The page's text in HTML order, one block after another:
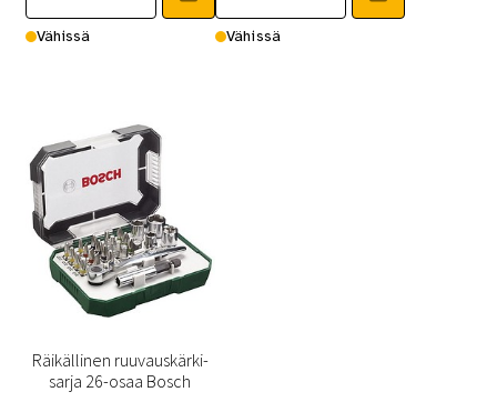
Vähissä Vähissä
Räikällinen ruuvauskärki-
sarja 26-osaa Bosch